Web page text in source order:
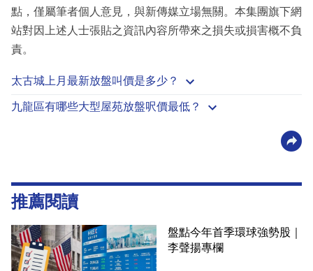
點，僅屬筆者個人意見，與新傳媒立場無關。本集團旗下網
站對因上述人士張貼之資訊內容所帶來之損失或損害概不負
責。
太古城上月最新放盤叫價是多少？
九龍區有哪些大型屋苑放盤呎價最低？
推薦閱讀
盤點今年首季環球強勢股｜
李聲揚專欄